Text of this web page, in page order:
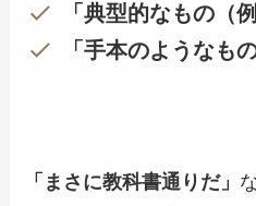
「典型的なもの（
「手本のようなも
「まさに教科書通りだ」